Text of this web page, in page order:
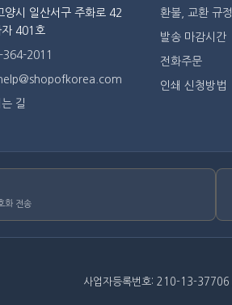
양시 일산서구 주화로 42
자 401호
364-2011
길
환불, 교환 규정
발송 마감시간
전화주문
인쇄 신청방법
화 전송
사업자등록번호: 210-13-37706